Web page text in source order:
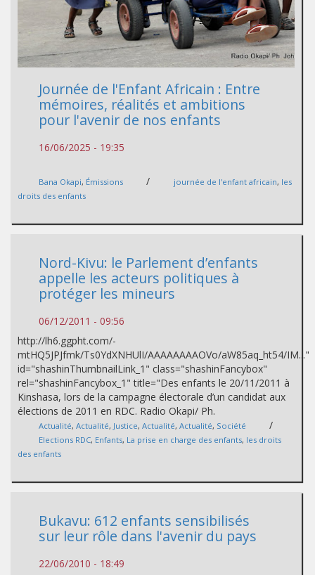
Journée de l'Enfant Africain : Entre
mémoires, réalités et ambitions
pour l'avenir de nos enfants
16/06/2025 - 19:35
Bana Okapi, Émissions / journée de l'enfant africain, les
droits des enfants
Nord-Kivu: le Parlement d’enfants
appelle les acteurs politiques à
protéger les mineurs
06/12/2011 - 09:56
http://lh6.ggpht.com/-
mtHQ5JPJfmk/Ts0YdXNHUlI/AAAAAAAAOVo/aW85aq_ht54/IM..."
id="shashinThumbnailLink_1" class="shashinFancybox"
rel="shashinFancybox_1" title="Des enfants le 20/11/2011 à
Kinshasa, lors de la campagne électorale d’un candidat aux
élections de 2011 en RDC. Radio Okapi/ Ph.
Actualité, Actualité, Justice, Actualité, Actualité, Société /
Elections RDC, Enfants, La prise en charge des enfants, les droits
des enfants
Bukavu: 612 enfants sensibilisés
sur leur rôle dans l'avenir du pays
22/06/2010 - 18:49